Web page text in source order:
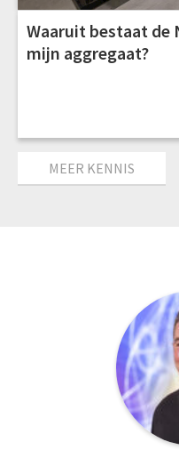
Waaruit bestaat de
mijn aggregaat?
MEER KENNIS